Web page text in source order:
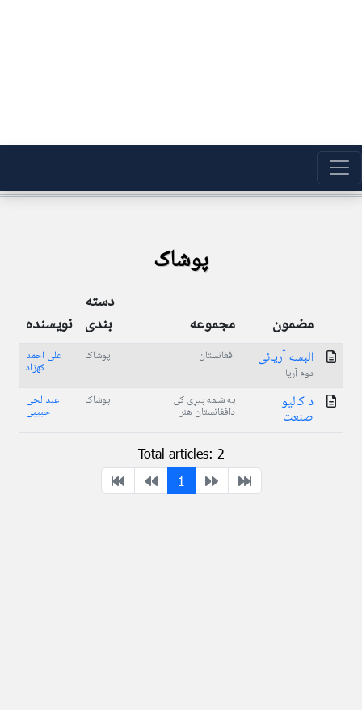
پوشاک
مضمون مجموعه
دسته
بندی نویسنده
البسه آريائی
دوم آریا
افغانستان پوشاک علی احمد
کهزاد
د کالیو
صنعت
په شلمه پیړی کی
دافغانستان هنر
پوشاک عبدالحی
حبیبی
Total articles: 2
1